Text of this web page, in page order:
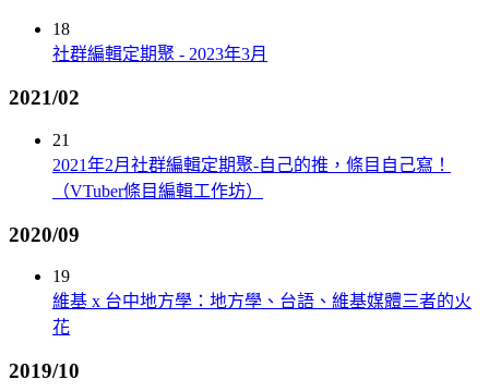
18
社群編輯定期聚 - 2023年3月
2021/02
21
2021年2月社群編輯定期聚-自己的推，條目自己寫！
（VTuber條目編輯工作坊）
2020/09
19
維基 x 台中地方學：地方學、台語、維基媒體三者的火
花
2019/10